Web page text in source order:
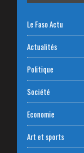
Le Faso Actu
Actualités
Politique
Société
Economie
Art et sports